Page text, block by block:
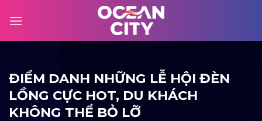
ĐIỂM DANH NHỮNG LỄ HỘI ĐÈN
LỒNG CỰC HOT, DU KHÁCH
KHÔNG THỂ BỎ LỠ